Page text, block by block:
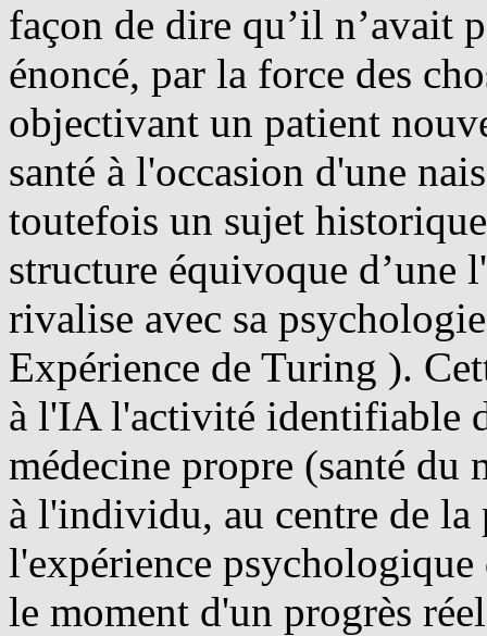
façon de dire qu’il n’avait
énoncé, par la force des
objectivant un patient
santé à l'occasion d'une
toutefois un sujet
structure équivoque
rivalise avec sa
Expérience de Turing ).
à l'IA l'activité identifiable
médecine propre (santé du
à l'individu, au centre de
l'expérience psychologique
le moment d'un progrès